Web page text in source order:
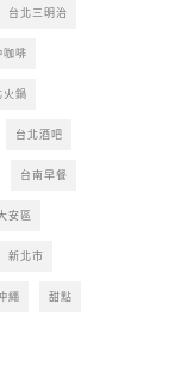
台北三明治
咖啡
火鍋
台北酒吧
台南早餐
安區
新北市
繩 甜點